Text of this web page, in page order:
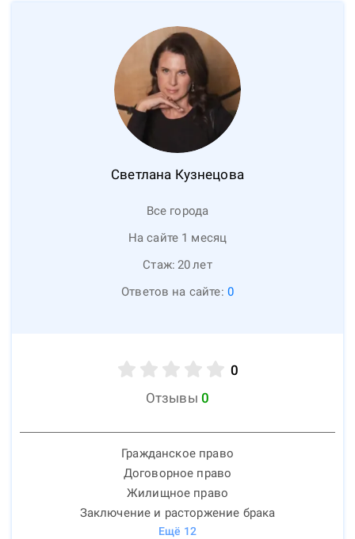
Светлана Кузнецова
Все города
На сайте 1 месяц
Стаж: 20лет
Ответов на сайте: 0
0
Отзывы 0
Гражданское право
Договорное право
Жилищное право
Заключение и расторжение брака
Ещё 12